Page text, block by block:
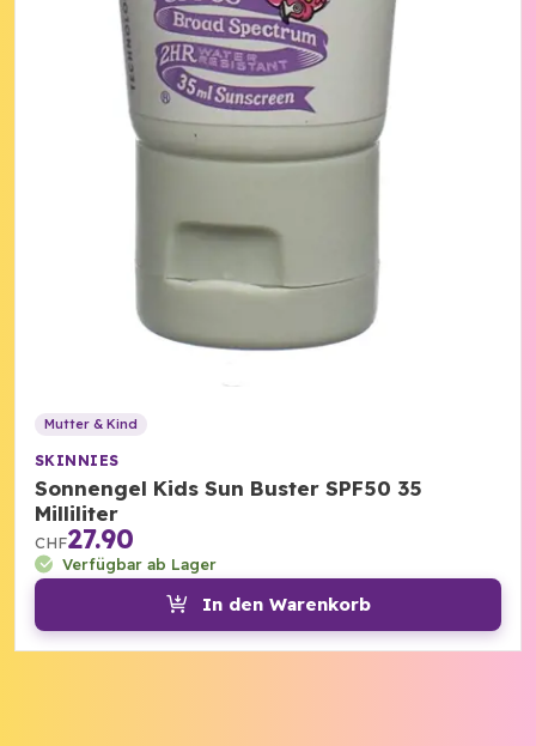
Mutter & Kind
SKINNIES
Sonnengel Kids Sun Buster SPF50 35
Milliliter
CHF27.90
Verfügbar ab Lager
In den Warenkorb